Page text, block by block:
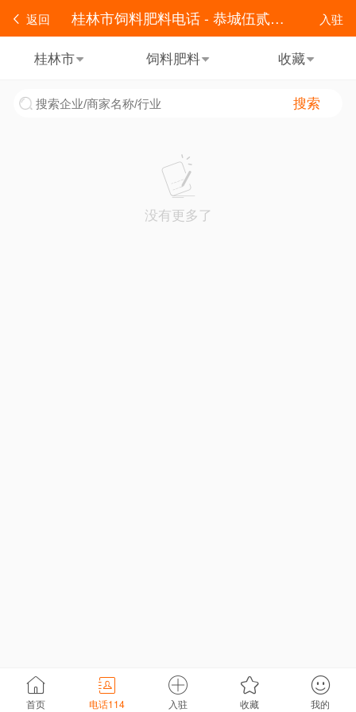
返回 入驻
桂林市饲料肥料电话 - 恭城伍贰零便民
桂林市 饲料肥料 收藏
搜索
没有更多了
首页 电话114 入驻 收藏 我的